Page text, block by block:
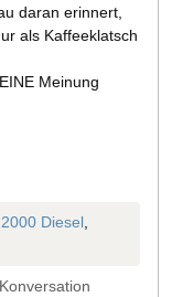
daran erinnert,
als Kaffeeklatsch
Meinung
Diesel,